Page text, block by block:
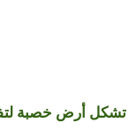
تشكل أرض خصبة